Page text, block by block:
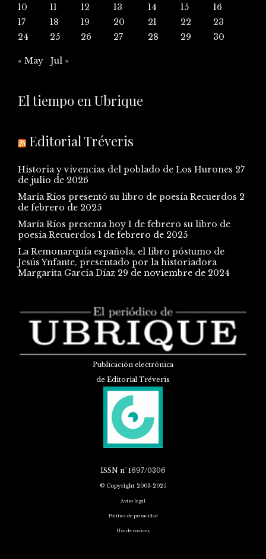
10
11 12 13 14 15
16
17
18 19 20 21 22
23
24
25 26 27 28 29 30
« May Jul »
El tiempo en Ubrique
Editorial Tréveris
Historia y vivencias del poblado de Los Hurones 27
de julio de 2026
María Ríos presentó su libro de poesía Recuerdos 2
de febrero de 2025
María Ríos presenta hoy 1 de febrero su libro de
poesía Recuerdos 1 de febrero de 2025
La Remonarquía española, el libro póstumo de
Jesús Ynfante, presentado por la historiadora
Margarita García Díaz 29 de noviembre de 2024
Publicación electrónica
de Editorial Tréveris
ISSN nº 1697/0306
© Copyright 2003-2025
Aviso legal
Política de privacidad
Uso de cookies